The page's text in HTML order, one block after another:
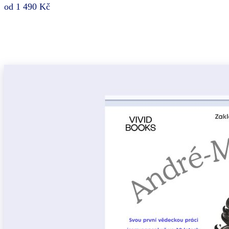
od 1 490 Kč